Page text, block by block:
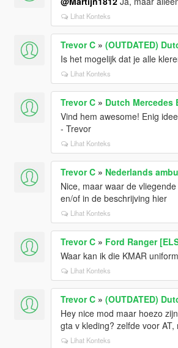
Lihat Konteks
Trevor C» (OUTDATED)
Is het mogelijk dat je alle
Lihat Konteks
Trevor C» Dutch Mercedes
Vind hem awesome! Enig
- Trevor
Lihat Konteks
Trevor C» Nederlands
Nice, maar waar de
en/of in de beschrijving hier
Lihat Konteks
Trevor C» Ford Ranger
Waar kan ik die KMAR
Lihat Konteks
Trevor C» (OUTDATED)
Hey nice mod maar hoezo
gta v kleding? zelfde voor
Lihat Konteks